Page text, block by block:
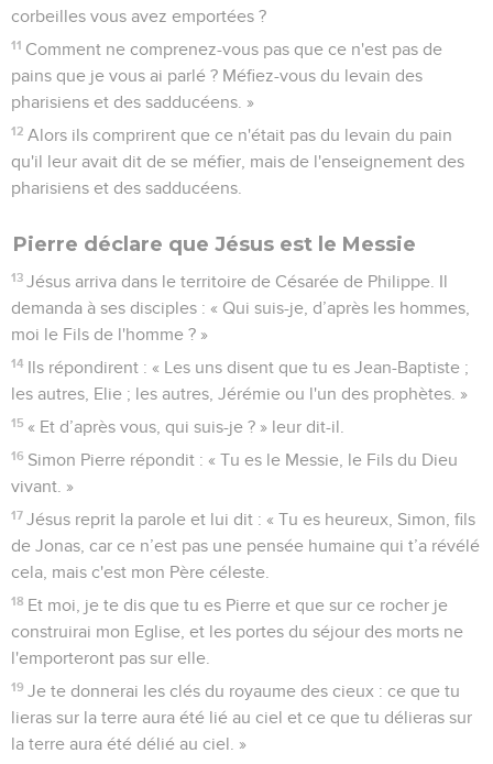
corbeilles vous avez emportées ?
11 Comment ne comprenez-vous pas que ce n'est pas de
pains que je vous ai parlé ? Méfiez-vous du levain des
pharisiens et des sadducéens. »
12 Alors ils comprirent que ce n'était pas du levain du pain
qu'il leur avait dit de se méfier, mais de l'enseignement des
pharisiens et des sadducéens.
Pierre déclare que Jésus est le Messie
13 Jésus arriva dans le territoire de Césarée de Philippe. Il
demanda à ses disciples : « Qui suis-je, d’après les hommes,
moi le Fils de l'homme ? »
14 Ils répondirent : « Les uns disent que tu es Jean-Baptiste ;
les autres, Elie ; les autres, Jérémie ou l'un des prophètes. »
15 « Et d’après vous, qui suis-je ? » leur dit-il.
16 Simon Pierre répondit : « Tu es le Messie, le Fils du Dieu
vivant. »
17 Jésus reprit la parole et lui dit : « Tu es heureux, Simon, fils
de Jonas, car ce n’est pas une pensée humaine qui t’a révélé
cela, mais c'est mon Père céleste.
18 Et moi, je te dis que tu es Pierre et que sur ce rocher je
construirai mon Eglise, et les portes du séjour des morts ne
l'emporteront pas sur elle.
19 Je te donnerai les clés du royaume des cieux : ce que tu
lieras sur la terre aura été lié au ciel et ce que tu délieras sur
la terre aura été délié au ciel. »